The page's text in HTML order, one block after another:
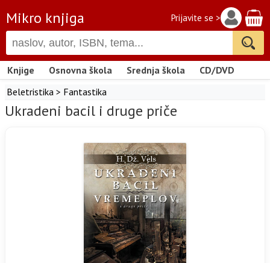
Mikro knjiga Prijavite se >
Knjige Osnovna škola Srednja škola
CD/DVD
Beletristika > Fantastika
Ukradeni bacil i druge priče